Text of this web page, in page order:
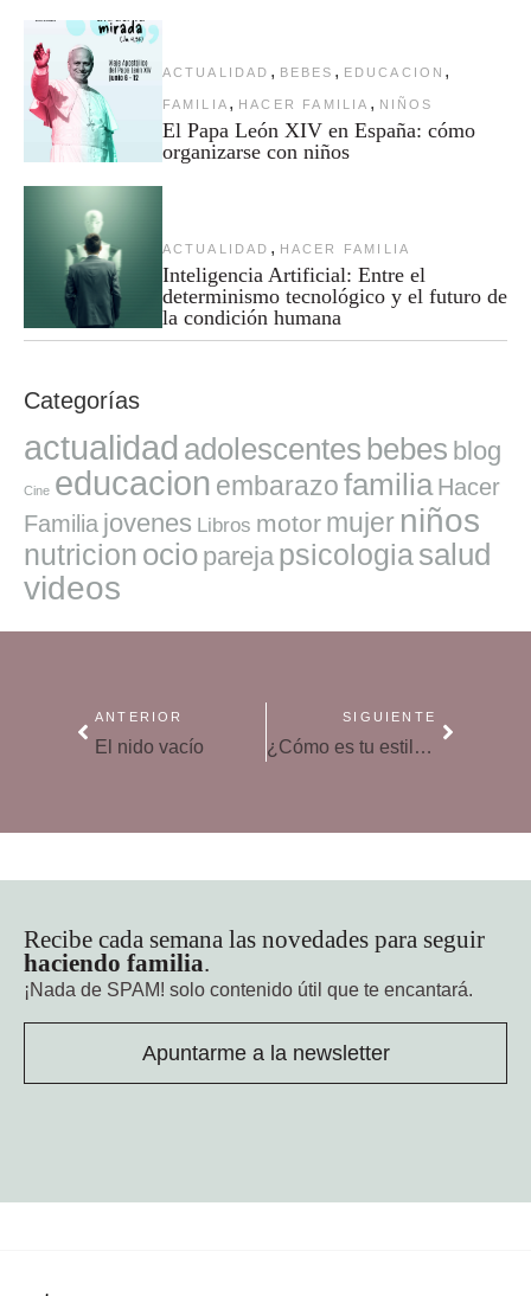
ACTUALIDAD , BEBES , EDUCACION ,
FAMILIA , HACER FAMILIA , NIÑOS
El Papa León XIV en España: cómo
organizarse con niños
ACTUALIDAD , HACER FAMILIA
Inteligencia Artificial: Entre el
determinismo tecnológico y el futuro de
la condición humana
Categorías
actualidad adolescentes bebes blog
Cine educacion embarazofamilia Hacer
Familia jovenes Libros motor mujer niños
nutricion ocio pareja psicologiasalud
videos
ANTERIOR
El nido vacío
SIGUIENTE
¿Cómo es tu estilo educativo?
Recibe cada semana las novedades para seguir
haciendo familia.
¡Nada de SPAM! solo contenido útil que te encantará.
Apuntarme a la newsletter